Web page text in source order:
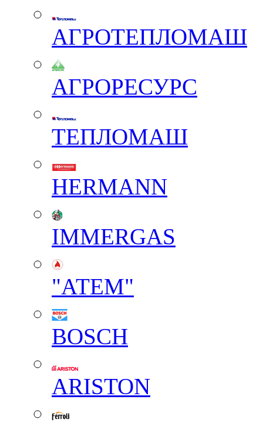
АГРОТЕПЛОМАШ
АГРОРЕСУРС
ТЕПЛОМАШ
HERMANN
IMMERGAS
"АТЕМ"
BOSCH
ARISTON